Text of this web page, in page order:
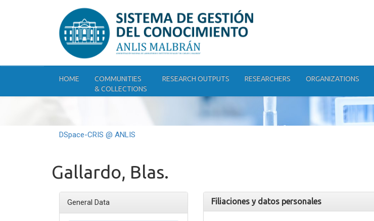
HOME
COMMUNITIES
& COLLECTIONS
RESEARCH OUTPUTS RESEARCHERS ORGANIZATIONS
DSpace-CRIS @ ANLIS
Gallardo, Blas.
General Data Filiaciones y datos personales